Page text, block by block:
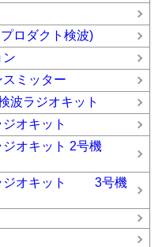
ロダクト検波)
ン
ミッター
波ラジオキット
オキット
オキット 2号機
ジオキット 3号機